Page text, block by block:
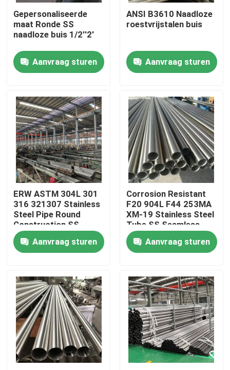
Huis
Producten
Videos
Ongeveer ons
Fabrieksreis
Kwaliteitscontrole
Nieuws
Gevallen
ss naadloze buis
Gepersonaliseerde
maat Ronde SS
naadloze buis 1/2''2'
Aanvraag sturen
ANSI B3610 Naadloze
roestvrijstalen buis
Aanvraag sturen
ERW ASTM 304L 301
316 321307 Stainless
Steel Pipe Round
Construction SS
Seamless Pipe
Brushed Stainless
Steel Tube
Aanvraag sturen
Corrosion Resistant
F20 904L F44 253MA
XM-19 Stainless Steel
Tube SS Seamless
Pipe BA Bright
AnnealedAanvraag sturen